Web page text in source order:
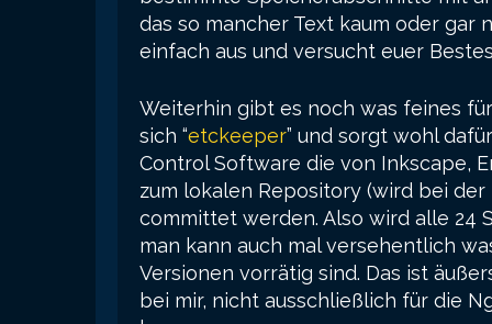
das so mancher Text kaum oder gar
einfach aus und versucht euer
Weiterhin gibt es noch was feines
sich “etckeeper” und sorgt wohl
Control Software die von Inkscape,
zum lokalen Repository (wird bei
committet werden. Also wird alle 24
man kann auch mal versehentlich
Versionen vorrätig sind. Das ist
bei mir, nicht ausschließlich für die